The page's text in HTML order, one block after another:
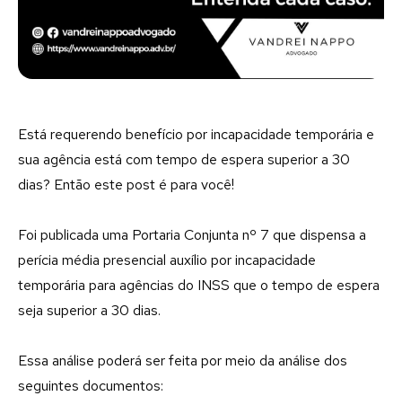
Está requerendo benefício por incapacidade temporária e
sua agência está com tempo de espera superior a 30
dias? Então este post é para você!
Foi publicada uma Portaria Conjunta nº 7 que dispensa a
perícia média presencial auxílio por incapacidade
temporária para agências do INSS que o tempo de espera
seja superior a 30 dias.
Essa análise poderá ser feita por meio da análise dos
seguintes documentos: